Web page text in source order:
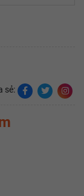
sẻ: